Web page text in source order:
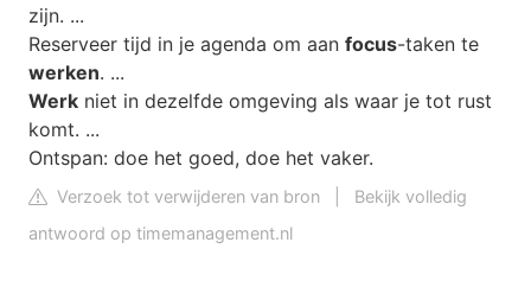
zijn. ...
Reserveer tijd in je agenda om aan focus-taken te
werken. ...
Werk niet in dezelfde omgeving als waar je tot rust
komt. ...
Ontspan: doe het goed, doe het vaker.
Verzoek tot verwijderen van bron
Bekijk volledig
antwoord op timemanagement.nl